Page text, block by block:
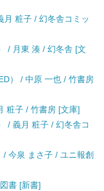
月 粧子 / 幻冬舎コミッ
/ 月東 湊 / 幻冬舎 [文
） / 中原 一也 / 竹書房
粧子 / 竹書房 [文庫]
/ 義月 粧子 / 幻冬舎コ
今泉 まさ子 / ユニ報創
書 [新書]